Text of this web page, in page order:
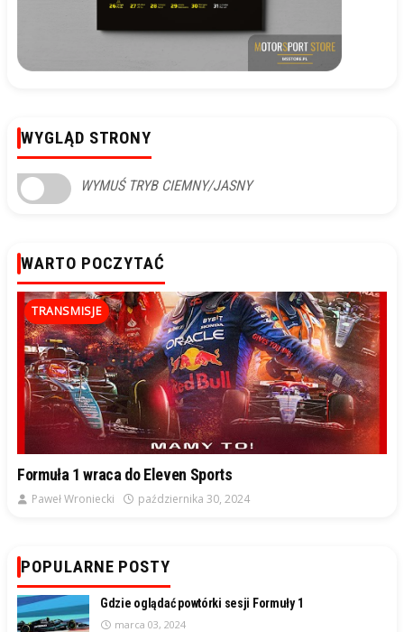
WYGLĄD STRONY
WYMUŚ TRYB CIEMNY/JASNY
WARTO POCZYTAĆ
TRANSMISJE
Formuła 1 wraca do Eleven Sports
Paweł Wroniecki października 30, 2024
POPULARNE POSTY
Gdzie oglądać powtórki sesji Formuły 1
marca 03, 2024